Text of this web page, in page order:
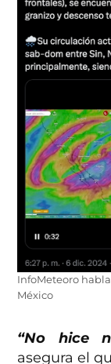
InfoMeteoro
México
“No hice
asegura el